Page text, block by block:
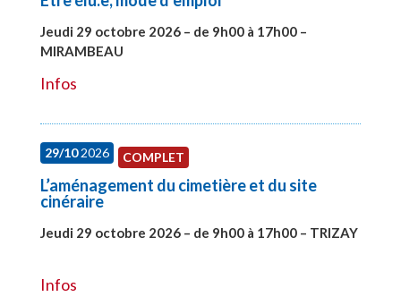
Jeudi 29 octobre 2026 – de 9h00 à 17h00 –
MIRAMBEAU
Infos
29/102026 COMPLET
L’aménagement du cimetière et du site
cinéraire
Jeudi 29 octobre 2026 – de 9h00 à 17h00 – TRIZAY
Infos